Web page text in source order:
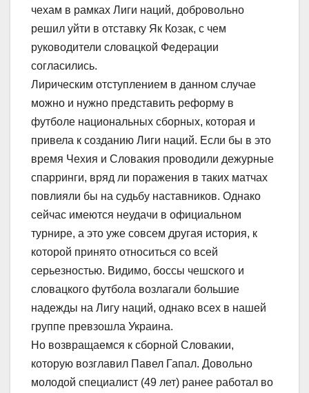
чехам в рамках Лиги наций, добровольно
решил уйти в отставку Як Козак, с чем
руководители словацкой Федерации
согласились.
Лирическим отступлением в данном случае
можно и нужно представить реформу в
футболе национальных сборных, которая и
привела к созданию Лиги наций. Если бы в это
время Чехия и Словакия проводили дежурные
спарринги, вряд ли поражения в таких матчах
повлияли бы на судьбу наставников. Однако
сейчас имеются неудачи в официальном
турнире, а это уже совсем другая история, к
которой принято относиться со всей
серьезностью. Видимо, боссы чешского и
словацкого футбола возлагали большие
надежды на Лигу наций, однако всех в нашей
группе превзошла Украина.
Но возвращаемся к сборной Словакии,
которую возглавил Павел Гапал. Довольно
молодой специалист (49 лет) ранее работал во